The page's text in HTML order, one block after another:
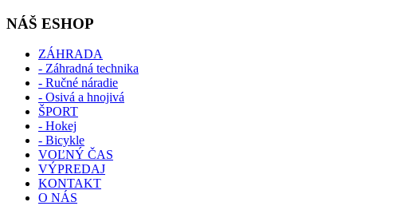
NÁŠ ESHOP
ZÁHRADA
- Záhradná technika
- Ručné náradie
- Osivá a hnojivá
ŠPORT
- Hokej
- Bicykle
VOĽNÝ ČAS
VÝPREDAJ
KONTAKT
O NÁS